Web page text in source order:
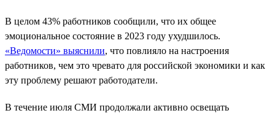
В целом 43% работников сообщили, что их общее
эмоциональное состояние в 2023 году ухудшилось.
«Ведомости» выяснили, что повлияло на настроения
работников, чем это чревато для российской экономики и как
эту проблему решают работодатели.
В течение июля СМИ продолжали активно освещать